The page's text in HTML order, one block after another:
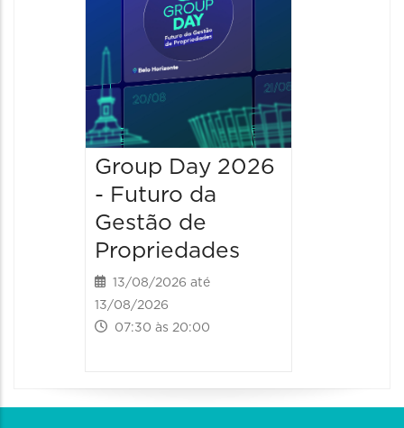
Group Day 2026
- Futuro da
Gestão de
Propriedades
13/08/2026 até
13/08/2026
07:30 às 20:00